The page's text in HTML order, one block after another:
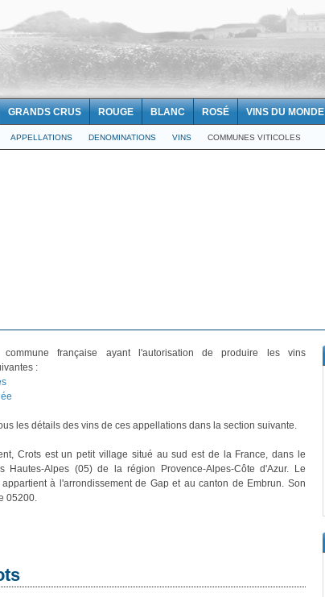
GRANDS CRUS ROUGE BLANC ROSÉ VINS DU MONDE
APPELLATIONS DENOMINATIONS VINS COMMUNES VITICOLES
française ayant l'autorisation de produire les vins
:
les détails des vins de ces appellations dans la section suivante.
Crots est un petit village situé au sud est de la France, dans le
Hautes-Alpes (05) de la région Provence-Alpes-Côte d'Azur. Le
à l'arrondissement de Gap et au canton de Embrun. Son
05200.